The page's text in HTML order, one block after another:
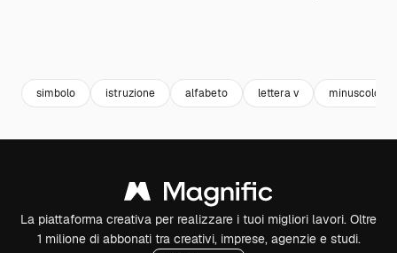
simbolo istruzione alfabeto lettera v minuscolo
La piattaforma creativa per realizzare i tuoi migliori lavori. Oltre
1 milione di abbonati tra creativi, imprese, agenzie e studi.